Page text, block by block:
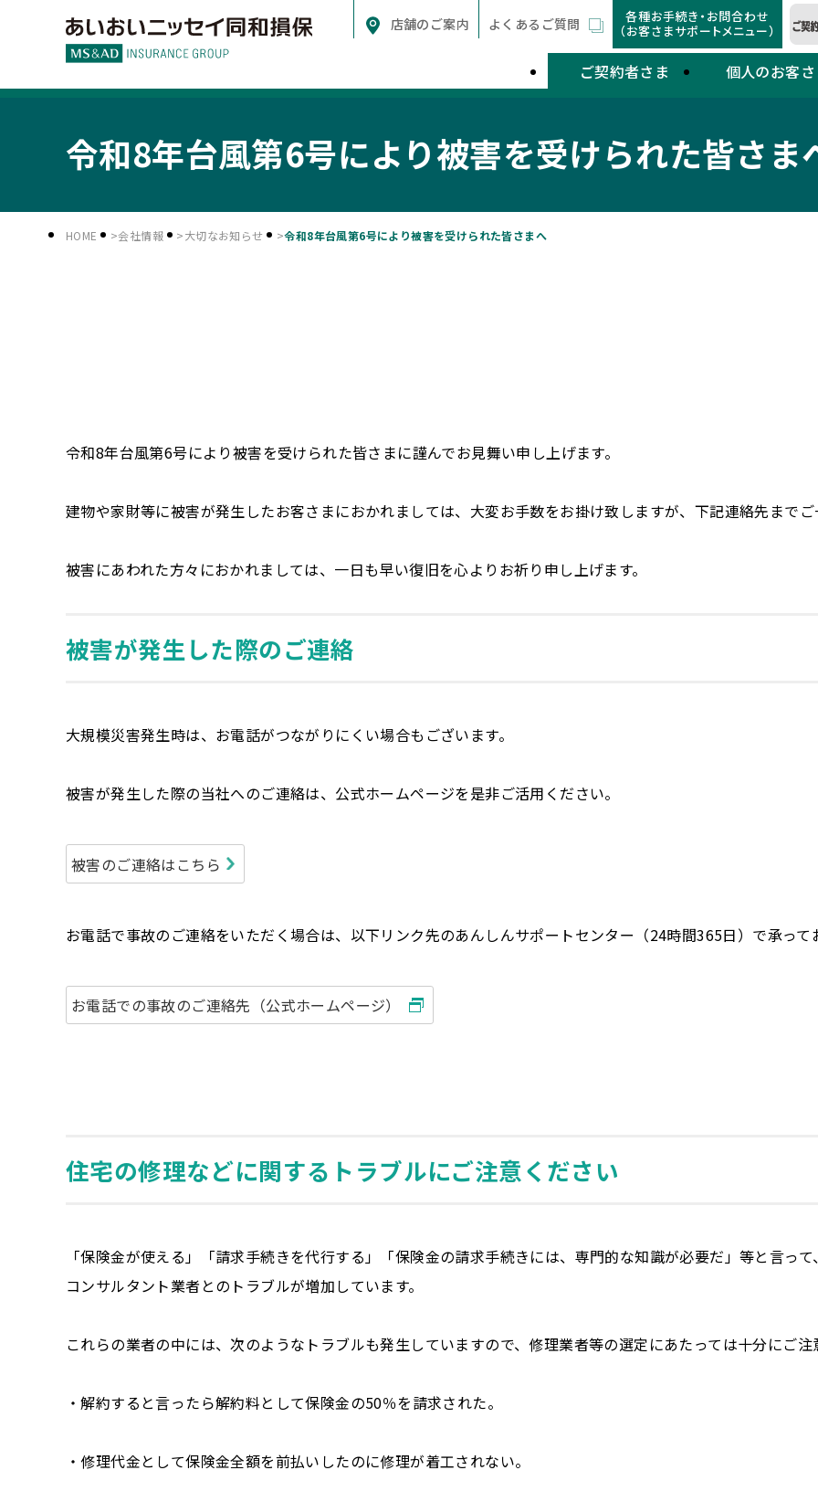
店舗のご案内 よくあるご質問
各種お手続き・お問合わせ
（お客さまサポートメニュー）
ご契約者さま 個人のお客さ
令和8年台風第6号により被害を受けられた皆さま
HOME 会社情報 大切なお知らせ 令和8年台風第6号により被害を受けられた皆さまへ
令和8年台風第6号により被害を受けられた皆さまに謹んでお見舞い申し上げます。
建物や家財等に被害が発生したお客さまにおかれましては、大変お手数をお掛け致しますが、下記連絡先までご
被害にあわれた方々におかれましては、一日も早い復旧を心よりお祈り申し上げます。
被害が発生した際のご連絡
大規模災害発生時は、お電話がつながりにくい場合もございます。
被害が発生した際の当社へのご連絡は、公式ホームページを是非ご活用ください。
被害のご連絡はこちら
お電話で事故のご連絡をいただく場合は、以下リンク先のあんしんサポートセンター（24時間365日）で承って
お電話での事故のご連絡先（公式ホームページ）
住宅の修理などに関するトラブルにご注意ください
「保険金が使える」「請求手続きを代行する」「保険金の請求手続きには、専門的な知識が必要だ」等と言っ
コンサルタント業者とのトラブルが増加しています。
これらの業者の中には、次のようなトラブルも発生していますので、修理業者等の選定にあたっては十分にご注
・解約すると言ったら解約料として保険金の50％を請求された。
・修理代金として保険金全額を前払いしたのに修理が着工されない。